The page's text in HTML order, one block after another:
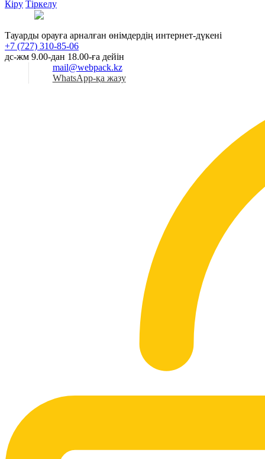
Кіру Тіркелу
Тауарды орауға арналған өнімдердің интернет-дүкені
+7 (727) 310-85-06
дс-жм 9.00-дан 18.00-ға дейін
mail@webpack.kz
WhatsApp-қа жазу